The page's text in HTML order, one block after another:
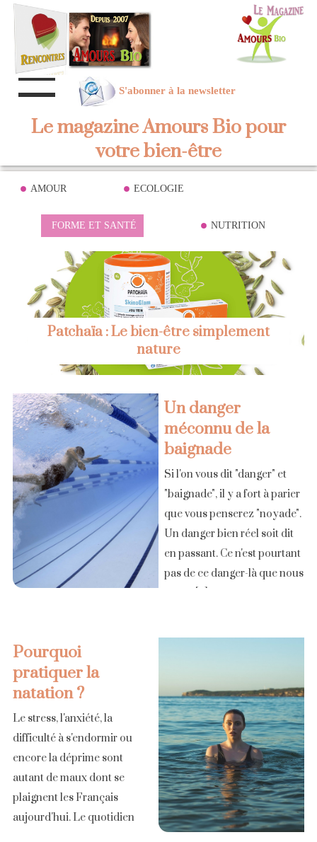
S'abonner à la newsletter
Le magazine Amours Bio pour
votre bien-être
AMOUR ECOLOGIE
FORME ET SANTÉ NUTRITION
Patchaïa : Le bien-être simplement
nature
Un danger
méconnu de la
baignade
Si l'on vous dit "danger" et
"baignade", il y a fort à parier
que vous penserez "noyade".
Un danger bien réel soit dit
en passant. Ce n'est pourtant
pas de ce danger-là que nous
Pourquoi
pratiquer la
natation ?
Le stress, l'anxiété, la
difficulté à s'endormir ou
encore la déprime sont
autant de maux dont se
plaignent les Français
aujourd'hui. Le quotidien